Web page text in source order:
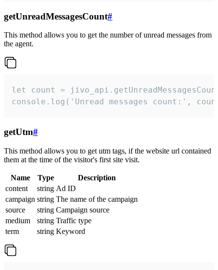
getUnreadMessagesCount#
This method allows you to get the number of unread messages from
the agent.
let count =
console.log('Unread messages count:',
getUtm#
This method allows you to get utm tags, if the website url contained
them at the time of the visitor's first site visit.
Name Type
Description
content
string Ad ID
campaign string The name of the campaign
source
string Campaign source
medium
string Traffic type
term
string Keyword